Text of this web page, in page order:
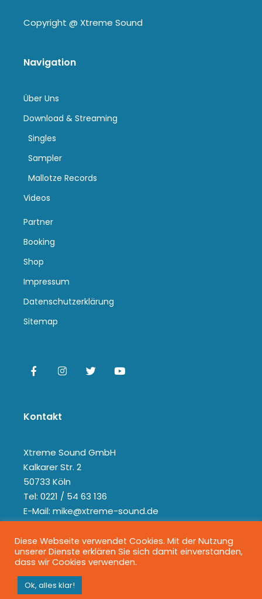
Copyright @ Xtreme Sound
Navigation
Über Uns
Download & Streaming
Singles
Sampler
Mallotze Records
Videos
Partner
Booking
Shop
Impressum
Datenschutzerklärung
Sitemap
Kontakt
Xtreme Sound GmbH
Kalkarer Str. 2
50733 Köln
Tel: 0221 / 54 63 136
E-Mail: mike@xtreme-sound.de
Diese Webseite verwendet Cookies. Mit der Nutzung
unserer Dienste erklären Sie sich damit einverstanden,
dass wir Cookies verwenden.
Ok, alles klar!